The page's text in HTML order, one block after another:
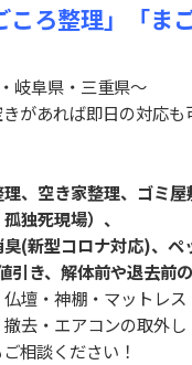
ろ整理」「ま
岐阜県・三重県～
があれば即日の対応
、空き家整理、ゴミ
独死現場）、
臭(新型コロナ対応)、ペ
引き、解体前や退去
壇・神棚・マットレ
去・エアコンの取外
相談ください！